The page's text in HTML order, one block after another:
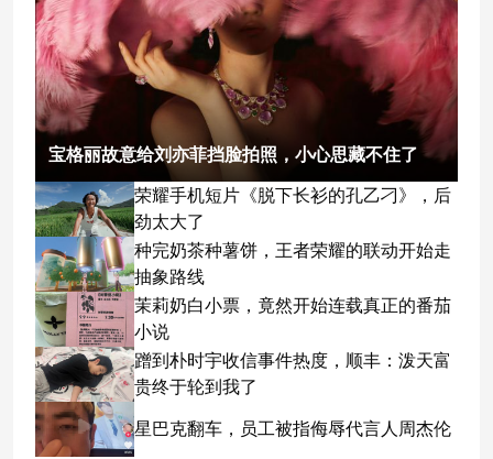
宝格丽故意给刘亦菲挡脸拍照，小心思藏不住了
荣耀手机短片《脱下长衫的孔乙刁》，后
劲太大了
种完奶茶种薯饼，王者荣耀的联动开始走
抽象路线
茉莉奶白小票，竟然开始连载真正的番茄
小说
蹭到朴时宇收信事件热度，顺丰：泼天富
贵终于轮到我了
星巴克翻车，员工被指侮辱代言人周杰伦